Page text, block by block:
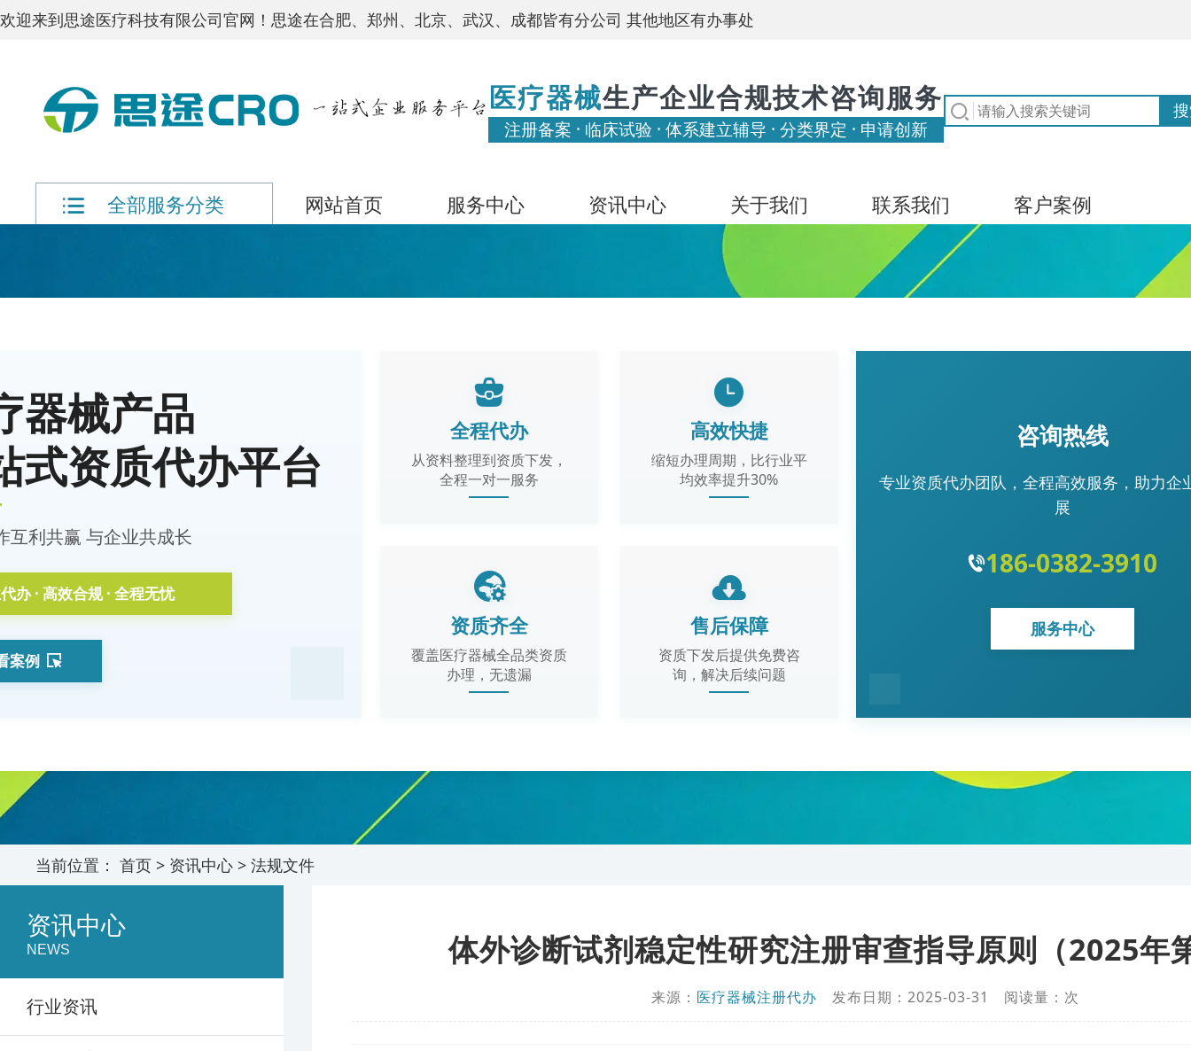
欢迎来到思途医疗科技有限公司官网！思途在合肥、郑州、北京、武汉、成都皆有分公司 其他地区有办事处
医疗器械生产企业合规技术咨询服务
注册备案 · 临床试验 · 体系建立辅导 · 分类界定 · 申请创新
全部服务分类 网站首页 服务中心 资讯中心 关于我们 联系我们 客户案例
器械产品
式资质代办平台
互利共赢 与企业共成长
办 · 高效合规 · 全程无忧
案例
全程代办
从资料整理到资质下发，
全程一对一服务
高效快捷
缩短办理周期，比行业平
均效率提升30%
资质齐全
覆盖医疗器械全品类资质
办理，无遗漏
售后保障
资质下发后提供免费咨
询，解决后续问题
咨询热线
专业资质代办团队，全程高效服务，助力企
展
186-0382-3910
服务中心
当前位置：首页 > 资讯中心 >法规文件
资讯中心
NEWS
行业资讯
体外诊断试剂稳定性研究注册审查指导原则（2025年
来源： 医疗器械注册代办 发布日期：2025-03-31 阅读量： 次